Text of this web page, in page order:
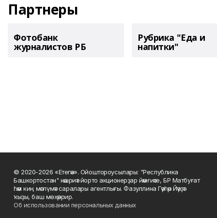
Партнеры
Фотобанк
журналистов РБ
Рубрика "Еда и
напитки"
© 2020-2026 «Етегән». Ойоштороусылары: "Республика
Башкортостан" нәшриәт йорто акционерҙар йәмғиәте, БР Матбуғат
һәм киң мәғлүмәт саралары агентлығы. Фазуллина Гәүһәр Йәүҙәт
ҡыҙы, баш мөхәррир.
Об использовании персональных данных